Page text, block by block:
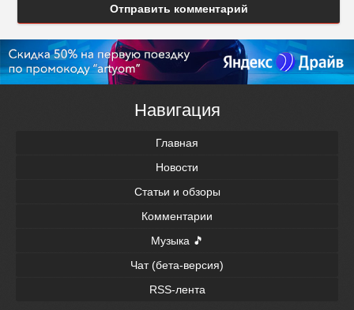
Отправить комментарий
Навигация
Главная
Новости
Статьи и обзоры
Комментарии
Музыка 🎵
Чат (бета-версия)
RSS-лента